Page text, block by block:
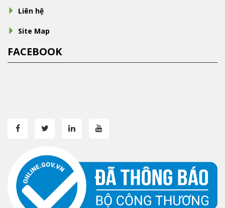
Liên hệ
Site Map
FACEBOOK